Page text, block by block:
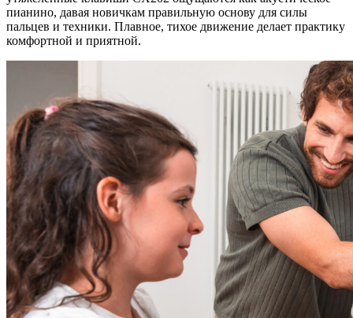
пианино, давая новичкам правильную основу для силы
пальцев и техники. Плавное, тихое движение делает практику
комфортной и приятной.